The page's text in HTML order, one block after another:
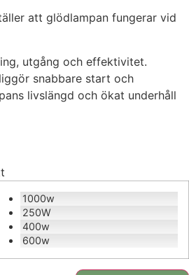
296 SEK
att glödlampan fungerar vid
utgång och effektivitet.
snabbare start och
livslängd och ökat underhåll
1000w
250W
400w
600w